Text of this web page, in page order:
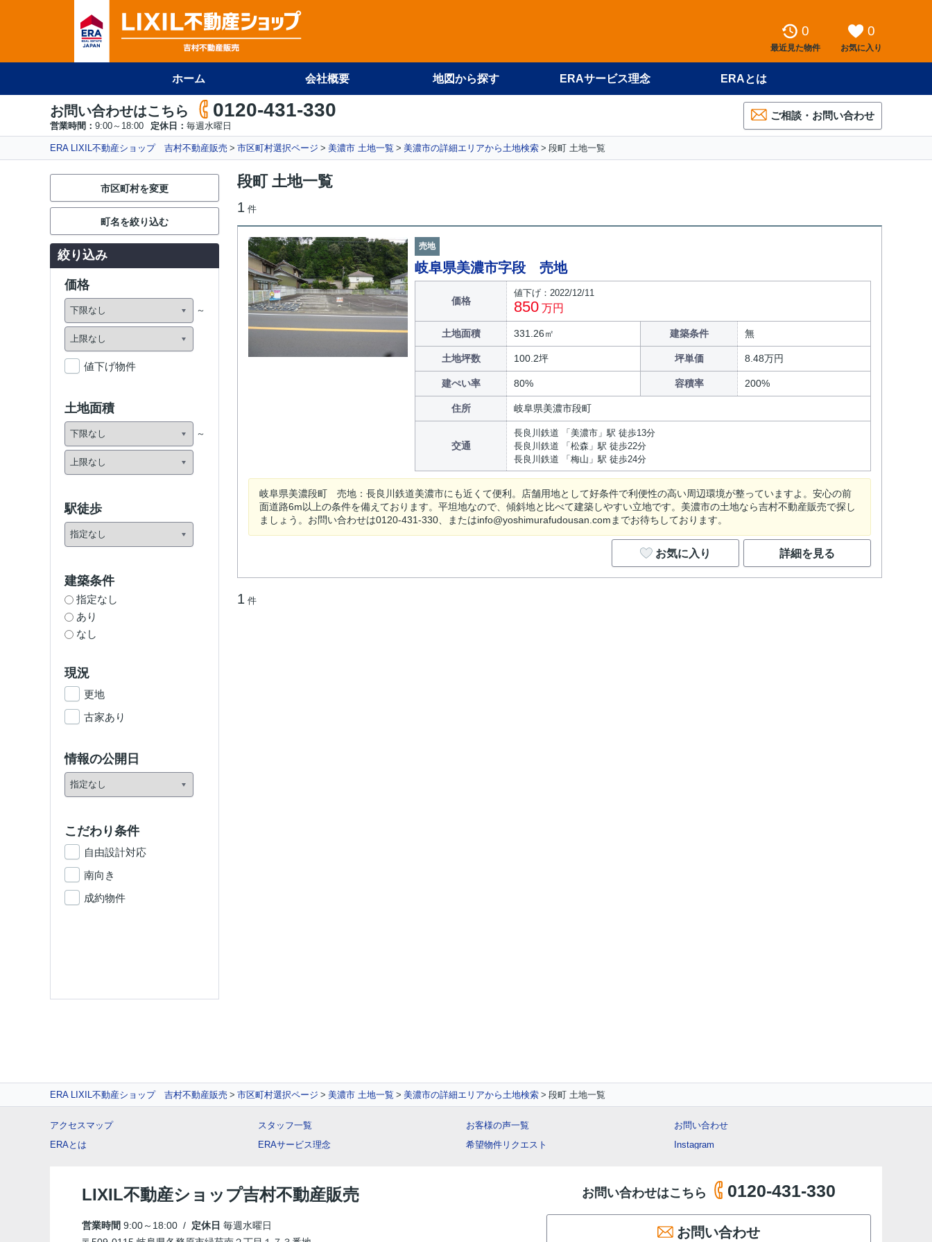
0
最近見た物件
0
お気に入り
ホーム 会社概要 地図から探す ERAサービス理念 ERAとは
お問い合わせはこちら 0120-431-330
営業時間： 9:00～18:00 定休日： 毎週水曜日
ご相談・お問い合わせ
ERA LIXIL不動産ショップ 吉村不動産販売 市区町村選択ページ 美濃市 土地一覧 美濃市の詳細エリアから土地検索 段町 土地一覧
段町 土地一覧
1 件
売地
岐阜県美濃市字段 売地
価格
値下げ：2022/12/11
850 万円
土地面積 331.26㎡ 建築条件 無
土地坪数 100.2坪 坪単価 8.48万円
建ぺい率 80% 容積率 200%
住所 岐阜県美濃市段町
交通
長良川鉄道 「美濃市」駅 徒歩13分
長良川鉄道 「松森」駅 徒歩22分
長良川鉄道 「梅山」駅 徒歩24分
岐阜県美濃段町 売地：長良川鉄道美濃市にも近くて便利。店舗用地として好条件で利便性の高い周辺環境が整っていますよ。安心の前
面道路6m以上の条件を備えております。平坦地なので、傾斜地と比べて建築しやすい立地です。美濃市の土地なら吉村不動産販売で探し
ましょう。お問い合わせは0120-431-330、またはinfo@yoshimurafudousan.comまでお待ちしております。
お気に入り 詳細を見る
1 件
市区町村を変更
町名を絞り込む
絞り込み
価格
値下げ物件
土地面積
駅徒歩
建築条件
指定なし
あり
なし
現況
更地
古家あり
情報の公開日
こだわり条件
自由設計対応
南向き
成約物件
ERA LIXIL不動産ショップ 吉村不動産販売 市区町村選択ページ 美濃市 土地一覧 美濃市の詳細エリアから土地検索 段町 土地一覧
アクセスマップ
ERAとは
スタッフ一覧
ERAサービス理念
お客様の声一覧
希望物件リクエスト
お問い合わせ
Instagram
LIXIL不動産ショップ吉村不動産販売
営業時間 9:00～18:00 / 定休日 毎週水曜日
お問い合わせはこちら 0120-431-330
お問い合わせ